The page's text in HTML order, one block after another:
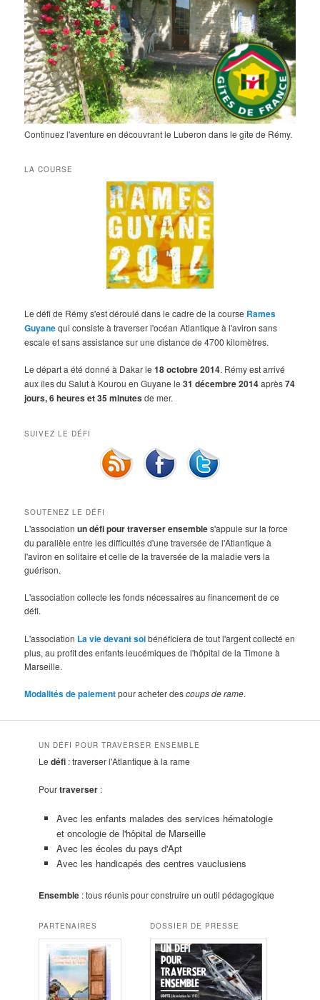
Continuez l'aventure en découvrant le Luberon dans le gîte de Rémy.
LA COURSE
Le défi de Rémy s'est déroulé dans le cadre de la course Rames
Guyanequi consiste à traverser l'océan Atlantique à l'aviron sans
escale et sans assistance sur une distance de 4700 kilomètres.
Le départ a été donné à Dakar le18 octobre 2014. Rémy est arrivé
aux îles du Salut à Kourou en Guyane le31 décembre 2014après74
jours, 6 heures et 35 minutesde mer.
SUIVEZ LE DÉFI
SOUTENEZ LE DÉFI
L'associationun défi pour traverser ensembles'appuie sur la force
du parallèle entre les difficultés d'une traversée de l'Atlantique à
l'aviron en solitaire et celle de la traversée de la maladie vers la
guérison.
L'association collecte les fonds nécessaires au financement de ce
défi.
L'association La vie devant soibénéficiera de tout l'argent collecté en
plus, au profit des enfants leucémiques de l'hôpital de la Timone à
Marseille.
Modalités de paiementpour acheter descoups de rame.
UN DÉFI POUR TRAVERSER ENSEMBLE
Ledéfi : traverser l'Atlantique à la rame
Pourtraverser :
Avec les enfants malades des services hématologie
et oncologie de l'hôpital de Marseille
Avec les écoles du pays d'Apt
Avec les handicapés des centres vauclusiens
Ensemble : tous réunis pour construire un outil pédagogique
PARTENAIRES DOSSIER DE PRESSE